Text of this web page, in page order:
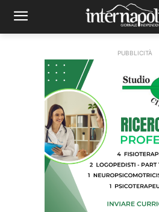
PUBBLICITÀ